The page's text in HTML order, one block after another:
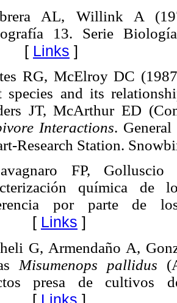
AL, Willink A
13. Serie
Links ]
RG, McElroy DC
species and its
JT, McArthur ED
Interactions.
Research Station.
FP,
química de
por parte de
[ Links ]
G, Armendaño A,
Misumenops pallidus
presa de cultivos
[ Links ]